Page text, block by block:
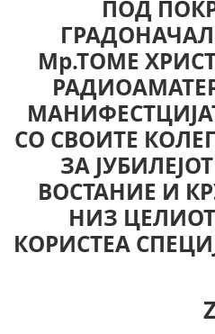
ПОД
Мр.ТОМЕ
СО СВОИТЕ
ЗА
ВОСТАНИЕ И
НИЗ
КОРИСТЕА